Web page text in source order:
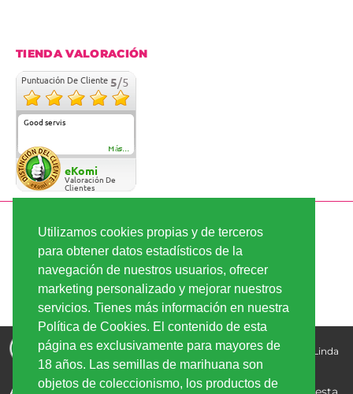
Utilizamos cookies propias y de terceros
para obtener datos estadísticos de la
navegación de nuestros usuarios, ofrecer
marketing personalizado y mejorar nuestros
servicios. Tienes más información en nuestra
Política de Cookies. El contenido de esta
página es exclusivamente para mayores de
18 años. Las semillas de marihuana son
objetos de coleccionismo, los productos de
TIENDA VALORACIÓN
Puntuación De Cliente 5/5
Good servis
Más...
eKomi
Valoración De
Clientes
PAGO SEGURO
ENVÍO RÁPIDO
Comprar semillas de marihuana - la mejor calidad, los
mejores precios | Copyright © 2026 Linda-Seeds.com | Linda
Semilla